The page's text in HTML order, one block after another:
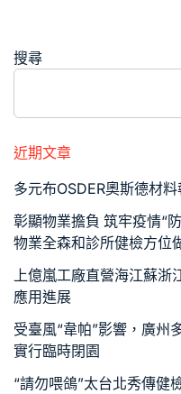
搜尋
近期文章
多元布OSDER奧斯德材
彰顯物業擔負 筑牢疫情“
物業全森和診所健檢方位
上億嵐工廠直營海江蘇浙
應用進展
受臺風“韋帕”影響，廣州
實行臨時閉園
“請勿喂鴿”太台北秀傳健